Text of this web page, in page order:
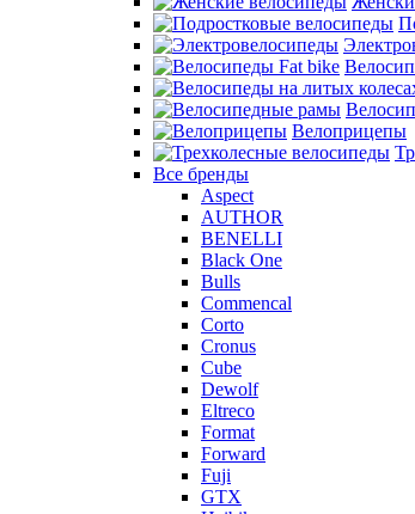
Велоприцепы
Все бренды
Aspect
AUTHOR
BENELLI
Black One
Bulls
Commencal
Corto
Cronus
Cube
Dewolf
Eltreco
Format
Forward
Fuji
GTX